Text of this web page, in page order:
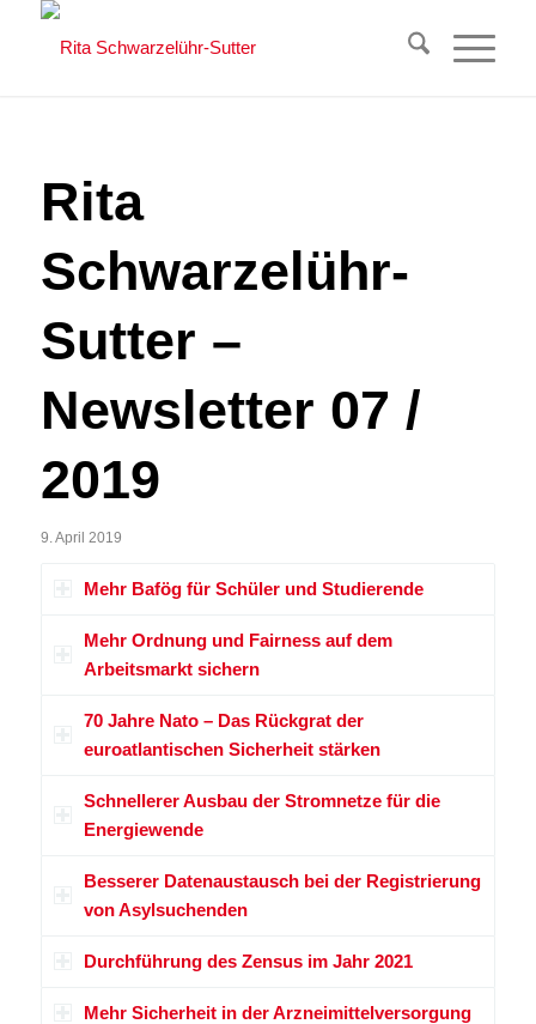
Rita
Schwarzelühr-
Sutter –
Newsletter 07 /
2019
9. April 2019
Mehr Bafög für Schüler und Studierende
Mehr Ordnung und Fairness auf dem
Arbeitsmarkt sichern
70 Jahre Nato – Das Rückgrat der
euroatlantischen Sicherheit stärken
Schnellerer Ausbau der Stromnetze für die
Energiewende
Besserer Datenaustausch bei der Registrierung
von Asylsuchenden
Durchführung des Zensus im Jahr 2021
Mehr Sicherheit in der Arzneimittelversorgung